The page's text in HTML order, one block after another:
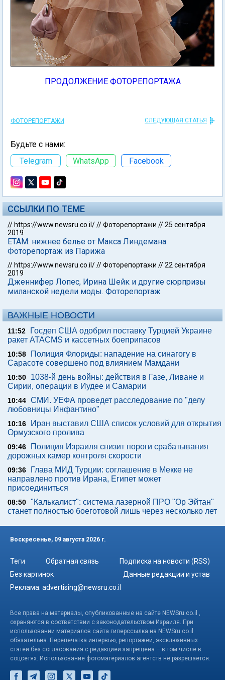
ПРОДОЛЖЕНИЕ ФОТОРЕПОРТАЖА
ФОТОРЕПОРТАЖИ СЛЕДУЮЩАЯ СТАТЬЯ
Будьте с нами:
Telegram
WhatsApp Facebook
ССЫЛКИ ПО ТЕМЕ
// https://www.newsru.co.il///Фоторепортажи //25 сентября
2019
ETAM: нижнее белье от Макса Линдемана.
Фоторепортаж из Парижа
// https://www.newsru.co.il///Фоторепортажи //22 сентября
2019
Дженнифер Лопес, Ирина Шейк и другие сюрпризы
миланской недели моды. Фоторепортаж
ВАЖНЫЕ НОВОСТИ
11:52
Госдеп США одобрил поставку Турцией Украине
ракет ATACMS и кассетных боеприпасов
10:58
Полиция Флориды: нападение на синагогу в
Сарасоте совершено под влиянием Мамдани
10:50
1038-й день войны: действия в Газе, Ливане и
Сирии, операции в Иудее и Самарии
10:44 СМИ. УЕФА проведет расследование по "делу
любовницы Инфантино"
10:16
Иран выставил США список условий для открытия
Ормузского пролива
09:46
Полиция Израиля снизит пороги срабатывания
дорожных камер контроля скорости
09:36
Глава МИД Турции: соглашение в Мекке не
направлено против Ирана, Египет может
присоединиться
08:50 "Калькалист": система лазерной ПРО "Ор Эйтан"
станет полностью боеготовой лишь через несколько лет
Воскресенье, 09 августа 2026 г.
Теги Обратная связь
Подписка на новости (RSS)
Без картинок
Данные редакции и устав
Реклама: advertising@newsru.co.il
Все права на материалы, опубликованные на сайте NEWSru.co.il ,
охраняются в соответствии с законодательством Израиля. При
использовании материалов сайта гиперссылка на NEWSru.co.il
обязательна. Перепечатка интервью, репортажей, эксклюзивных
статей без согласования с редакцией запрещена – в том числе в
соцсетях. Использование фотоматериалов агентств не разрешается.